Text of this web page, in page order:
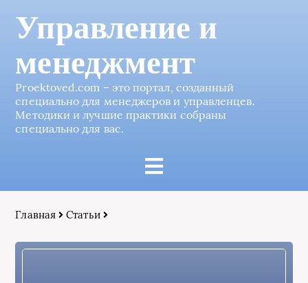
Управление и
менеджмент
Proektoved.com – это портал, созданный
специально для менеджеров и управленцев.
Методики и лучшие практики собраны
специально для вас.
Главная Статьи